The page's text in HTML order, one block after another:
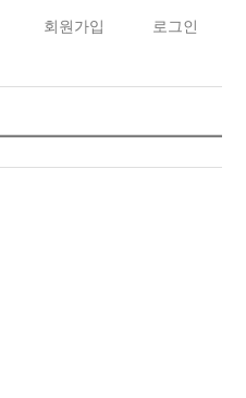
회원가입 로그인